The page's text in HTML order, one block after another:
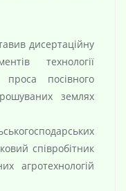
дисертаційну
технології
посівного
землях
співробітник
агротехнологій